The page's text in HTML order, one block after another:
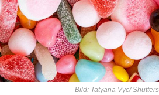
Bild: Tatyana Vyc/